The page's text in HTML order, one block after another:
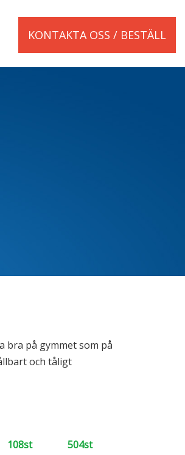
KONTAKTA OSS / BESTÄLL
bra på gymmet som på
och tåligt
108st
504st